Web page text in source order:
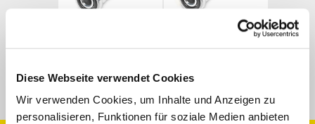
Diese Webseite verwendet Cookies
Wir verwenden Cookies, um Inhalte und Anzeigen zu
personalisieren, Funktionen für soziale Medien anbieten